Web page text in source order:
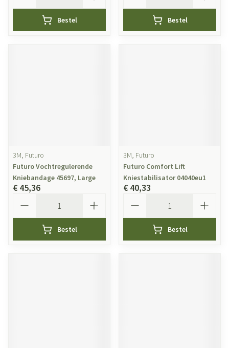
Bestel Bestel
3M, Futuro
Futuro Vochtregulerende
Kniebandage 45697, Large
€ 45,36
Bestel
3M, Futuro
Futuro Comfort Lift
Kniestabilisator 04040eu1
€ 40,33
Bestel